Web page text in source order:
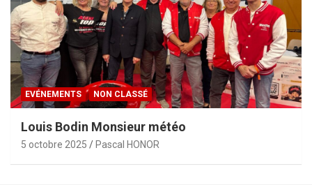
EVÉNEMENTS NON CLASSÉ
Louis Bodin Monsieur météo
5 octobre 2025 Pascal HONOR